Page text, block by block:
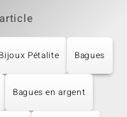
Bijoux Pétalite Bagues
Bagues en argent